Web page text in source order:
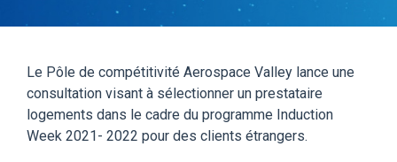
Le Pôle de compétitivité Aerospace Valley lance une
consultation visant à sélectionner un prestataire
logements dans le cadre du programme Induction
Week 2021- 2022 pour des clients étrangers.